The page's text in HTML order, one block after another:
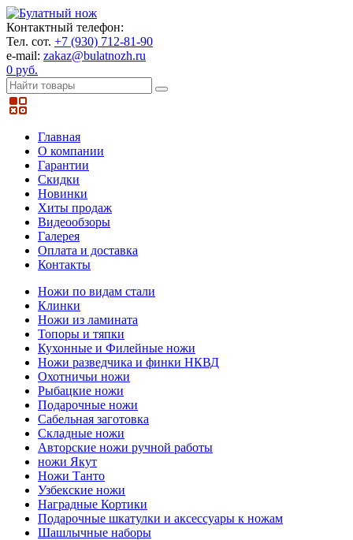
Контактный телефон:
Тел. сот. +7 (930) 712-81-90
e-mail: zakaz@bulatnozh.ru
0 руб.
Главная
О компании
Гарантии
Скидки
Новинки
Хиты продаж
Видеообзоры
Галерея
Оплата и доставка
Контакты
Ножи по видам стали
Клинки
Ножи из ламината
Топоры и тяпки
Кухонные и Филейные ножи
Ножи разведчика и финки НКВД
Охотничьи ножи
Рыбацкие ножи
Подарочные ножи
Сабельная заготовка
Складные ножи
Авторские ножи ручной работы
ножи Якут
Ножи Танто
Узбекские ножи
Наградные Кортики
Подарочные шкатулки и аксессуары к ножам
Шашлычные наборы